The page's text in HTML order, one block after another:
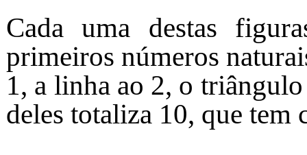
Cada uma destas
primeiros números
1, a linha ao 2, o
deles totaliza 10, que